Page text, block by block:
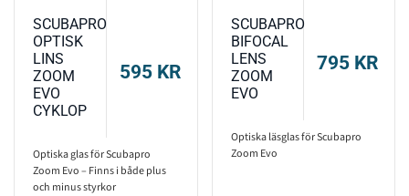
SCUBAPRO
OPTISK
LINS
ZOOM
EVO
CYKLOP
595 KR
Optiska glas för Scubapro
Zoom Evo – Finns i både plus
och minus styrkor
SCUBAPRO
BIFOCAL
LENS
ZOOM
EVO
795 KR
Optiska läsglas för Scubapro
Zoom Evo